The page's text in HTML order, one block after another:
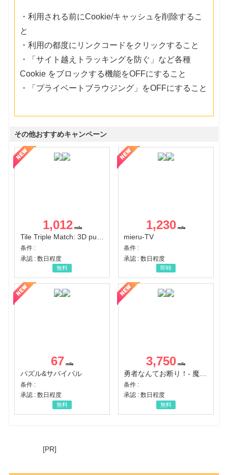
・利用される前にCookie/キャッシュを削除するこ
と
・利用の都度にリンクコードをクリックすること
・「サイト越えトラッキングを防ぐ」など各種
Cookie をブロックする機能をOFFにすること
・「プライベートブラウジング」をOFFにすること
その他おすすめキャンペーン
1,012
Tile Triple Match: 3D puzzle
条件 :
承認 : 数日程度
無料
1,230
mieru-TV
条件 :
承認 : 数日程度
即時
67
パズル&サバイバル
条件 :
承認 : 数日程度
無料
3,750
条件 :
承認 : 数日程度
無料
[PR]